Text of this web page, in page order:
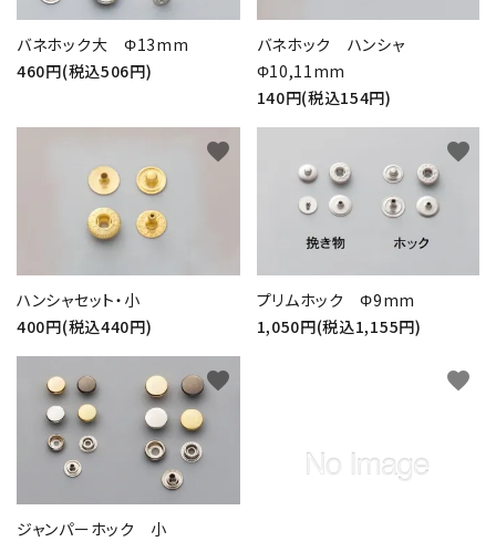
バネホック大 Φ13mm
460円(税込506円)
バネホック ハンシャ
Φ10,11mm
140円(税込154円)
ハンシャセット・小
400円(税込440円)
favorite
プリムホック Φ9mm
1,050円(税込1,155円)
favorite
ジャンパーホック 小
favorite favorite